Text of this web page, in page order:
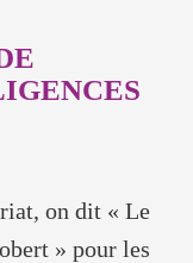
on dit « Le
» pour les